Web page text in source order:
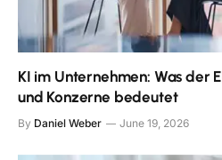
KI im Unternehmen: Was der
und Konzerne bedeutet
By Daniel Weber June 19, 2026